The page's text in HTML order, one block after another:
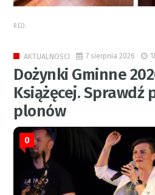
RED.
AKTUALNOŚCI 7 sierpnia 2026
Dożynki Gminne
Książęcej. Sprawdź
plonów
0